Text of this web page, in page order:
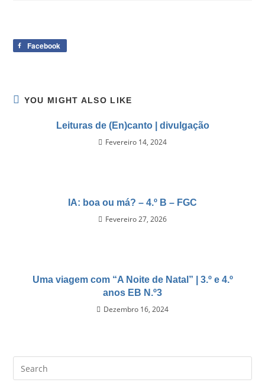
Facebook
YOU MIGHT ALSO LIKE
Leituras de (En)canto | divulgação
Fevereiro 14, 2024
IA: boa ou má? – 4.º B – FGC
Fevereiro 27, 2026
Uma viagem com “A Noite de Natal” | 3.º e 4.º
anos EB N.º3
Dezembro 16, 2024